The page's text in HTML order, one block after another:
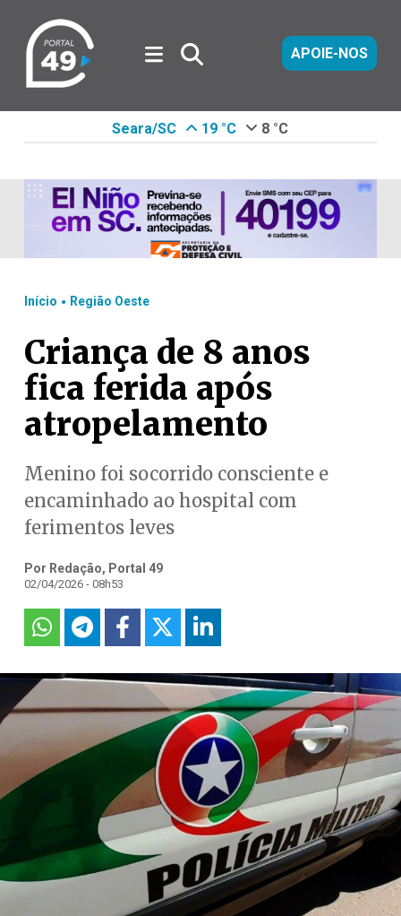
APOIE-NOS
Seara/SC 19 °C 8 °C
Início . Região Oeste
Criança de 8 anos
fica ferida após
atropelamento
Menino foi socorrido consciente e
encaminhado ao hospital com
ferimentos leves
Por Redação, Portal 49
02/04/2026 - 08h53